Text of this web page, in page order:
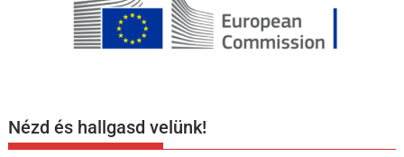
Nézd és hallgasd velünk!